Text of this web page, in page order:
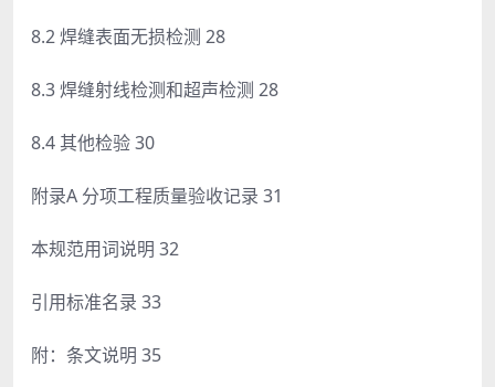
8.2 焊缝表面无损检测 28
8.3 焊缝射线检测和超声检测 28
8.4 其他检验 30
附录A 分项工程质量验收记录 31
本规范用词说明 32
引用标准名录 33
附：条文说明 35